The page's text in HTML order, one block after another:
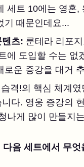
세트 10에는 영혼
기 때문인데요...
츠: 룬테라 리포
에 도입할 수는 없
로운 증강을 대거
격!의 핵심 체계
다. 영웅 증강의
나게 많이 만들지
음 세트에서 무